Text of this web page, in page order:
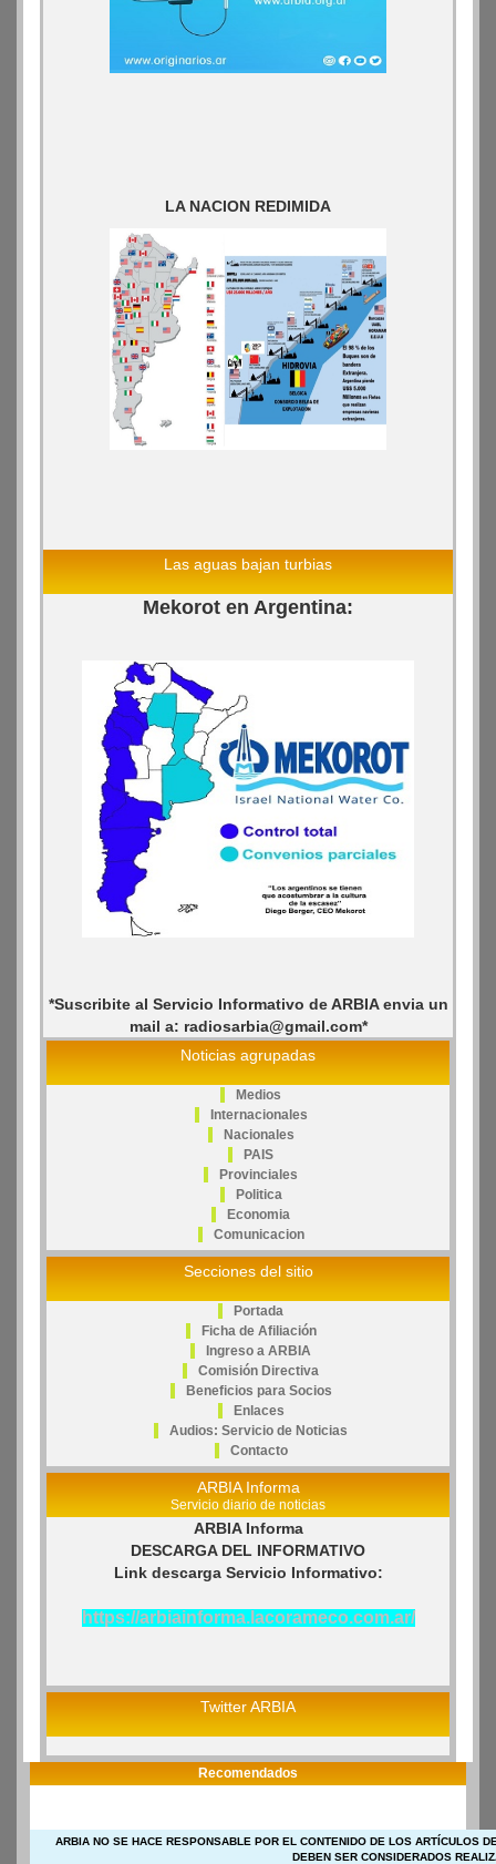
LA NACION REDIMIDA
Las aguas bajan turbias
Mekorot en Argentina:
*Suscribite al Servicio Informativo de ARBIA envia un
mail a: radiosarbia@gmail.com*
Noticias agrupadas
Medios
Internacionales
Nacionales
PAIS
Provinciales
Politica
Economia
Comunicacion
Secciones del sitio
Portada
Ficha de Afiliación
Ingreso a ARBIA
Comisión Directiva
Beneficios para Socios
Enlaces
Audios: Servicio de Noticias
Contacto
ARBIA Informa
Servicio diario de noticias
ARBIA Informa
DESCARGA DEL INFORMATIVO
Link descarga Servicio Informativo:
https://arbiainforma.lacorameco.com.ar/
Twitter ARBIA
Recomendados
ARBIA NO SE HACE RESPONSABLE POR EL CONTENIDO DE LOS ARTÍCULOS
DEBEN SER CONSIDERADOS